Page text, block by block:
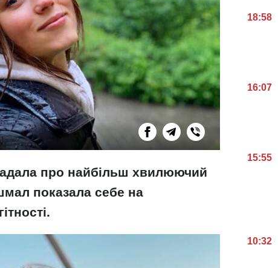
про найбільш хвилюючий
показала себе на
18:58
16:07
15:55
10:32